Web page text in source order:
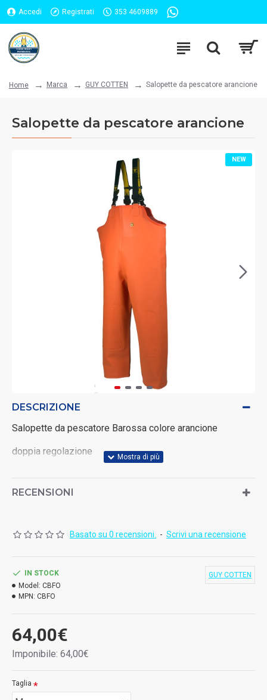
Accedi Registrati 353 4609889
Home Marca GUY COTTEN Salopette da pescatore arancione
Salopette da pescatore arancione
NEW
DESCRIZIONE
Salopette da pescatore Barossa colore arancione
doppia regolazione
cinturini regolabili e rimovibili con fibbie
RECENSIONI
Basato su 0 recensioni. - Scrivi una recensione
64,00€
Imponibile: 64,00€
IN STOCK
Model: CBFO
MPN: CBFO
GUY COTTEN
Taglia